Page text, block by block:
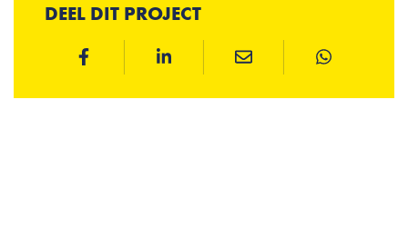
DEEL DIT PROJECT